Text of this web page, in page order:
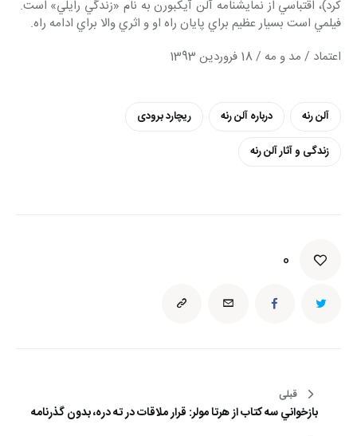
كرد)، اقتباسي از نمايشنامه آلن آيكبورن به نام «زندگي رايلي» است.
فيلمي است بسيار عظيم براي پايان راه او و اثري والا براي ادامه راه.
اعتماد / مد و مه / 18 فروردین 1393
آلن رنه درباره آلن رنه
ریچارد برودی
زندگی و آثار آلن رنه
0
راهبری
نوشته
قبلی
بازخواني سه كتاب از هرتا مولر: قرار ملاقات در ته دره، بدون گذرنامه